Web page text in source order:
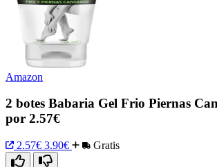
Amazon
2 botes Babaria Gel Frio Piernas
por 2.57€
2.57€ 3.90€ Gratis